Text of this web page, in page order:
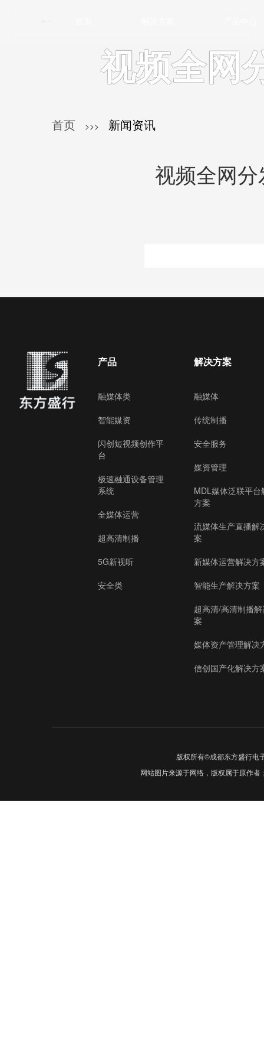
视频全网
首页 >>> 新闻资讯
视频全网
产品
融媒体类
智能媒资
闪创短视频创作平
台
极速融通设备管理
系统
全媒体运营
超高清制播
5G新视听
安全类
解决方案
融媒体
传统制播
安全服务
媒资管理
MDL媒体泛联平台
方案
流媒体生产直播解
案
新媒体运营解决方
智能生产解决方案
超高清/高清制播
案
媒体资产管理解决
信创国产化解决方
版权所有©成都东方盛行电
网站图片来源于网络，版权属于原作